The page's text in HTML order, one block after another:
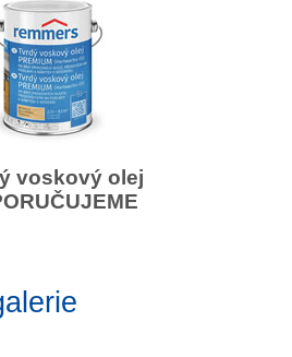
voskový olej